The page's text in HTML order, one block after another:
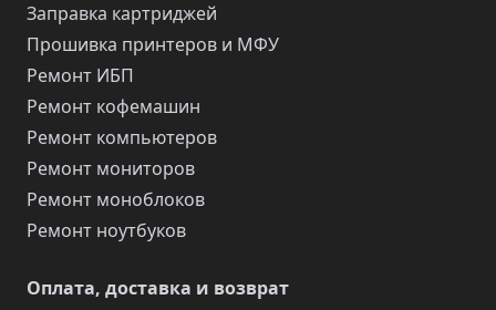
Заправка картриджей
Прошивка принтеров и МФУ
Ремонт ИБП
Ремонт кофемашин
Ремонт компьютеров
Ремонт мониторов
Ремонт моноблоков
Ремонт ноутбуков
Оплата, доставка и возврат